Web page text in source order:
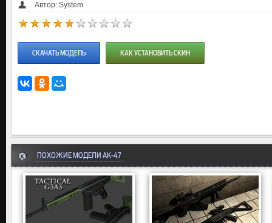
Автор: System
СКАЧАТЬ МОДЕЛЬ КАК УСТАНОВИТЬ СКИН
ПОХОЖИЕ МОДЕЛИ AK-47